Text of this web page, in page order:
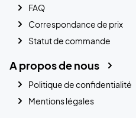
FAQ
Correspondance de prix
Statut de commande
A propos de nous
Politique de confidentialité
Mentions légales